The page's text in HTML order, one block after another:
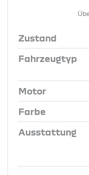
Zustand
Fahrzeugtyp
Motor
Farbe
Ausstattung